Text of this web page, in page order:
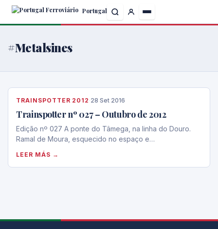
Skip
content
Portugal
#Metalsines
TRAINSPOTTER 2012 ·28 Set 2016
Trainspotter nº 027 – Outubro de 2012
Edição nº 027 A ponte do Tâmega, na linha do Douro.
Ramal de Moura, esquecido no espaço e…
LEER MÁS →